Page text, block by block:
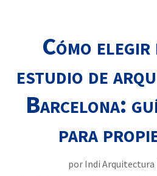
Cómo
estudio de
Barcelona:
para
por Indi Arquitectura